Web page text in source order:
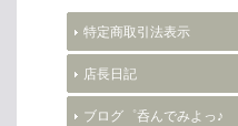
特定商取引法表示
店長日記
ブログ゜呑んでみよっ♪